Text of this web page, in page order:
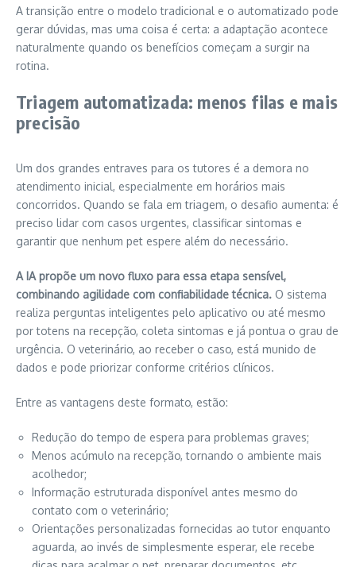
A transição entre o modelo tradicional e o automatizado pode
gerar dúvidas, mas uma coisa é certa: a adaptação acontece
naturalmente quando os benefícios começam a surgir na
rotina.
Triagem automatizada: menos filas e mais
precisão
Um dos grandes entraves para os tutores é a demora no
atendimento inicial, especialmente em horários mais
concorridos. Quando se fala em triagem, o desafio aumenta: é
preciso lidar com casos urgentes, classificar sintomas e
garantir que nenhum pet espere além do necessário.
A IA propõe um novo fluxo para essa etapa sensível,
combinando agilidade com confiabilidade técnica. O sistema
realiza perguntas inteligentes pelo aplicativo ou até mesmo
por totens na recepção, coleta sintomas e já pontua o grau de
urgência. O veterinário, ao receber o caso, está munido de
dados e pode priorizar conforme critérios clínicos.
Entre as vantagens deste formato, estão:
Redução do tempo de espera para problemas graves;
Menos acúmulo na recepção, tornando o ambiente mais
acolhedor;
Informação estruturada disponível antes mesmo do
contato com o veterinário;
Orientações personalizadas fornecidas ao tutor enquanto
aguarda, ao invés de simplesmente esperar, ele recebe